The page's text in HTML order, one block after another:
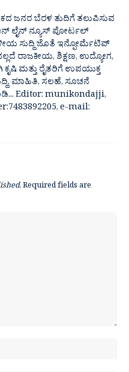
ಜನರ ಬೆರಳ ತುದಿಗೆ ತಲುಪಿಸುವ
ಲೈನ್ ನ್ಯೂಸ್ ಪೋರ್ಟಲ್
ಸುದ್ದಿ ಜೊತೆ ಇನ್ಫೋರ್ಮೆಟಿವ್
ರಾಜಕೀಯ, ಶಿಕ್ಷಣ, ಉದ್ಯೋಗ,
ಕೃಷಿ ಮತ್ತು ರೈತರಿಗೆ ಉಪಯುಕ್ತ
ಮಾಹಿತಿ, ಸಲಹೆ, ಸೂಚನೆ
Editor: munikondajji,
e-mail:
Required fields are